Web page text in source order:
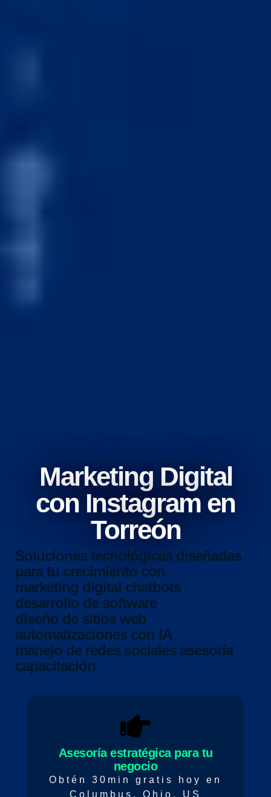
Marketing Digital
con Instagram en
Torreón
Soluciones tecnológicas diseñadas
para tu crecimiento con
marketing digital chatbots
desarrollo de software
diseño de sitios web
automatizaciones con IA
manejo de redes sociales asesoría
capacitación
Asesoría estratégica para tu
negocio
Obtén 30min gratis hoy en
Columbus, Ohio, US